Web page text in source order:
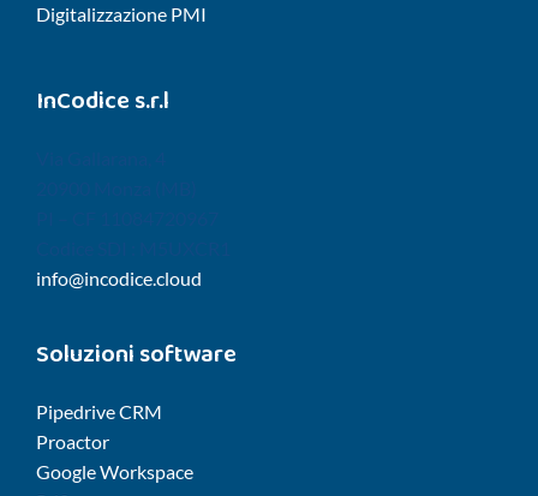
Digitalizzazione PMI
InCodice s.r.l
info@incodice.cloud
Soluzioni software
Pipedrive CRM
Proactor
Google Workspace